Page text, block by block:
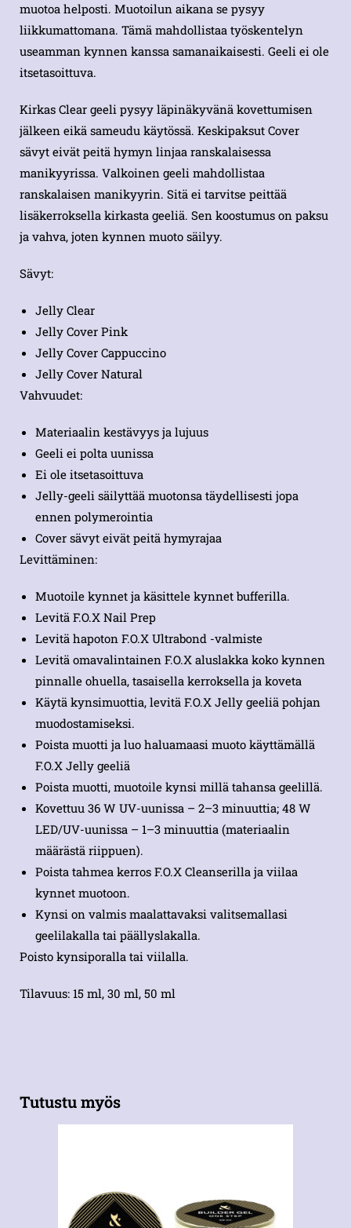
muotoa helposti. Muotoilun aikana se pysyy
liikkumattomana. Tämä mahdollistaa työskentelyn
useamman kynnen kanssa samanaikaisesti. Geeli ei ole
itsetasoittuva.
Kirkas Clear geeli pysyy läpinäkyvänä kovettumisen
jälkeen eikä sameudu käytössä. Keskipaksut Cover
sävyt eivät peitä hymyn linjaa ranskalaisessa
manikyyrissa. Valkoinen geeli mahdollistaa
ranskalaisen manikyyrin. Sitä ei tarvitse peittää
lisäkerroksella kirkasta geeliä. Sen koostumus on paksu
ja vahva, joten kynnen muoto säilyy.
Sävyt:
Jelly Clear
Jelly Cover Pink
Jelly Cover Cappuccino
Jelly Cover Natural
Vahvuudet:
Materiaalin kestävyys ja lujuus
Geeli ei polta uunissa
Ei ole itsetasoittuva
Jelly-geeli säilyttää muotonsa täydellisesti jopa
ennen polymerointia
Cover sävyt eivät peitä hymyrajaa
Levittäminen:
Muotoile kynnet ja käsittele kynnet bufferilla.
Levitä F.O.X Nail Prep
Levitä hapoton F.O.X Ultrabond -valmiste
Levitä omavalintainen F.O.X aluslakka koko kynnen
pinnalle ohuella, tasaisella kerroksella ja koveta
Käytä kynsimuottia, levitä F.O.X Jelly geeliä pohjan
muodostamiseksi.
Poista muotti ja luo haluamaasi muoto käyttämällä
F.O.X Jelly geeliä
Poista muotti, muotoile kynsi millä tahansa geelillä.
Kovettuu 36 W UV-uunissa – 2–3 minuuttia; 48 W
LED/UV-uunissa – 1–3 minuuttia (materiaalin
määrästä riippuen).
Poista tahmea kerros F.O.X Cleanserilla ja viilaa
kynnet muotoon.
Kynsi on valmis maalattavaksi valitsemallasi
geelilakalla tai päällyslakalla.
Poisto kynsiporalla tai viilalla.
Tilavuus: 15 ml, 30 ml, 50 ml
Tutustu myös